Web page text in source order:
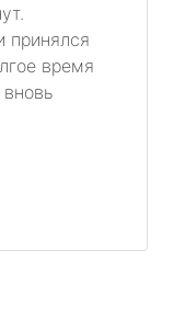
принялся
время